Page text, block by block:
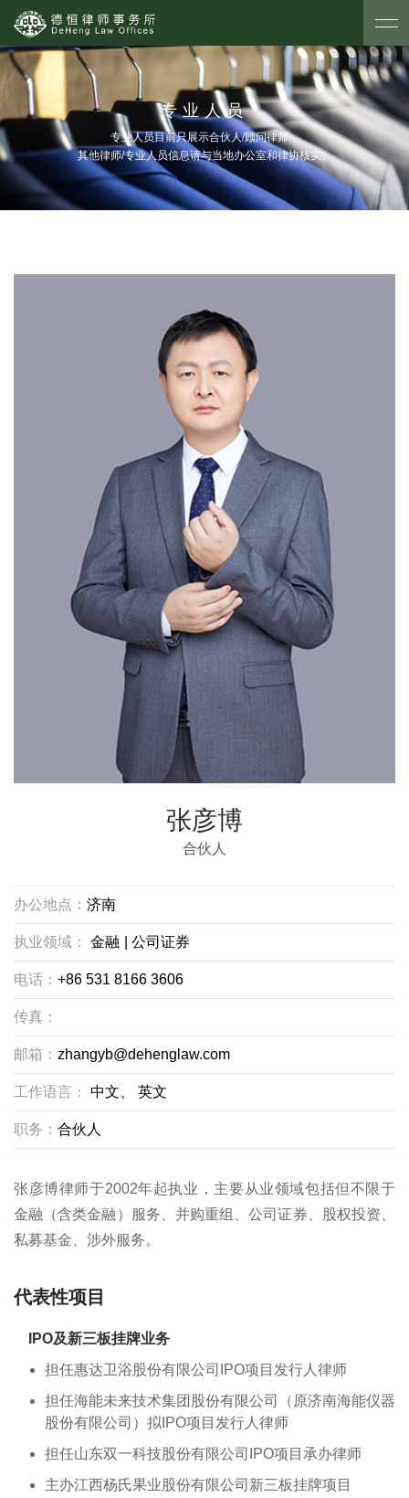
专业人员
专业人员目前只展示合伙人/顾问律师，
其他律师/专业人员信息请与当地办公室和律协核实。
张彦博
合伙人
办公地点： 济南
执业领域： 金融 公司证券
电话： +86 531 8166 3606
传真：
邮箱： zhangyb@dehenglaw.com
工作语言： 中文、 英文
职务： 合伙人
张彦博律师于2002年起执业，主要从业领域包括但不限于
金融（含类金融）服务、并购重组、公司证券、股权投资、
私募基金、涉外服务。
代表性项目
IPO及新三板挂牌业务
担任惠达卫浴股份有限公司IPO项目发行人律师
担任海能未来技术集团股份有限公司（原济南海能仪器
股份有限公司）拟IPO项目发行人律师
担任山东双一科技股份有限公司IPO项目承办律师
主办江西杨氏果业股份有限公司新三板挂牌项目